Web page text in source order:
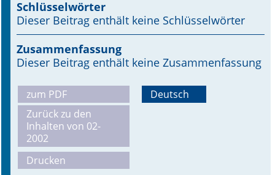
Archiv
Supplements
Supplements OrphanAnesthesia
Online First
A&I English
Mediadaten
Schlüsselwörter
Dieser Beitrag enthält keine Schlüsselwörter
Zusammenfassung
Dieser Beitrag enthält keine Zusammenfassung
zum PDF
Zurück zu den
Inhalten von 02-
2002
Drucken
Deutsch